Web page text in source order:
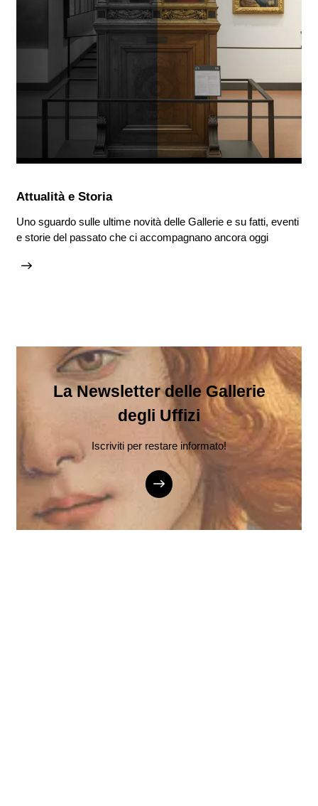
Attualità e Storia
Uno sguardo sulle ultime novità delle Gallerie e su fatti, eventi
e storie del passato che ci accompagnano ancora oggi
La Newsletter delle Gallerie
degli Uffizi
Iscriviti per restare informato!